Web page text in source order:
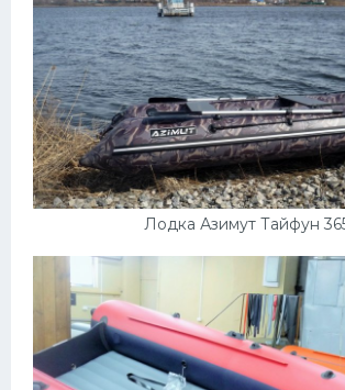
Лодка Азимут Тайфун